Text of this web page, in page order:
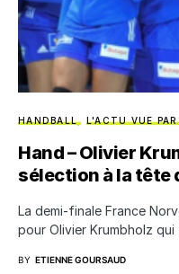
HANDBALL L'ACTU VUE PAR
Hand – Olivier
sélection à la tête
La demi-finale France
pour Olivier Krumbholz
BY ETIENNE GOURSAUD